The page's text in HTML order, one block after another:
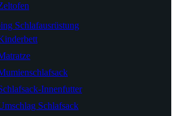
Schlafausrüstung
Innenfutter
Schlafsack